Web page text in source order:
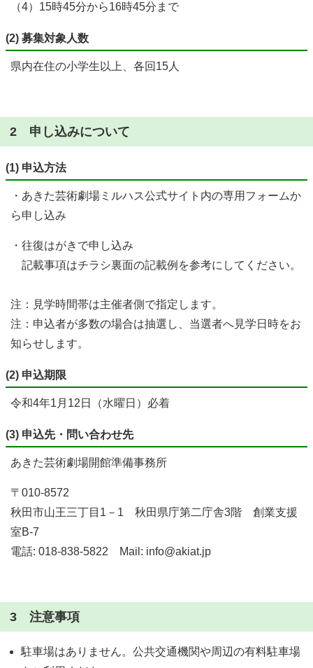
（4）15時45分から16時45分まで
(2) 募集対象人数
県内在住の小学生以上、各回15人
2 申し込みについて
(1) 申込方法
・あきた芸術劇場ミルハス公式サイト内の専用フォームか
ら申し込み
・往復はがきで申し込み
記載事項はチラシ裏面の記載例を参考にしてください。
注：見学時間帯は主催者側で指定します。
注：申込者が多数の場合は抽選し、当選者へ見学日時をお
知らせします。
(2) 申込期限
令和4年1月12日（水曜日）必着
(3) 申込先・問い合わせ先
あきた芸術劇場開館準備事務所
〒010-8572
秋田市山王三丁目1－1 秋田県庁第二庁舎3階 創業支援
室B-7
電話: 018-838-5822 Mail: info@akiat.jp
3 注意事項
駐車場はありません。公共交通機関や周辺の有料駐車場